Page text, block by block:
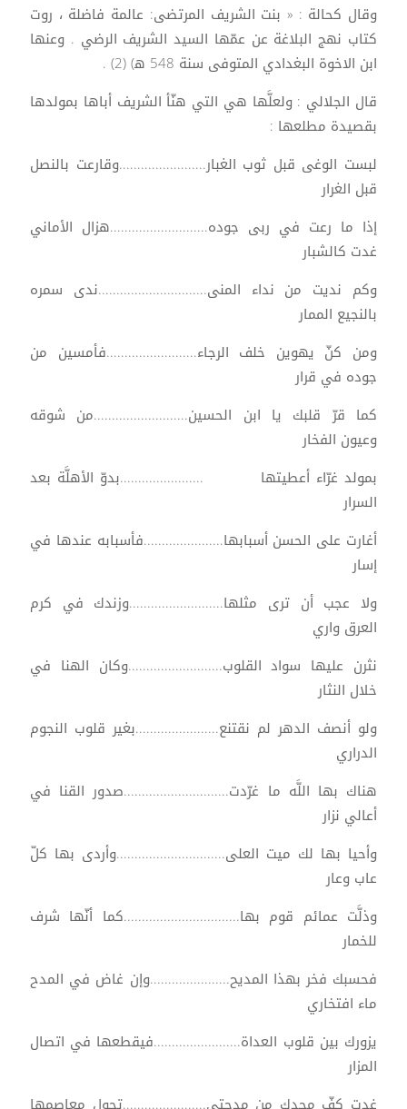
وقال كحالة : « بنت الشريف المرتضى: عالمة فاضلة ، روت
كتاب نهج البلاغة عن عمّها السيد الشريف الرضي . وعنها
ابن الاخوة البغدادي المتوفى سنة 548 ه‍) (2) .
قال الجلالي : ولعلَّها هي التي هنّأ الشريف أباها بمولدها
بقصيدة مطلعها :
لبست الوغى قبل ثوب الغبار........................وقارعت بالنصل
قبل الغرار
إذا ما رعت في ربى جوده...........................هزال الأماني
غدت كالشبار
وكم نديت من نداء المنى..............................ندى سمره
بالنجيع الممار
ومن كنّ يهوين خلف الرجاء.........................فأمسين من
جوده في قرار
كما قرّ قلبك يا ابن الحسين..........................من شوقه
وعيون الفخار
بمولد غرّاء أعطيتها .......................بدوّ الأهلَّة بعد
السرار
أغارت على الحسن أسبابها......................فأسبابه عندها في
إسار
ولا عجب أن ترى مثلها..........................وزندك في كرم
العرق واري
نثرن عليها سواد القلوب..........................وكان الهنا في
خلال النثار
ولو أنصف الدهر لم نقتنع.......................بغير قلوب النجوم
الدراري
هناك بها اللَّه ما غرّدت.............................صدور القنا في
أعالي نزار
وأحيا بها لك ميت العلى..............................وأردى بها كلّ
عاب وعار
وذلَّت عمائم قوم بها................................كما أنّها شرف
للخمار
فحسبك فخر بهذا المديح......................وإن غاض في المدح
ماء افتخاري
يزورك بين قلوب العداة........................فيقطعها في اتصال
المزار